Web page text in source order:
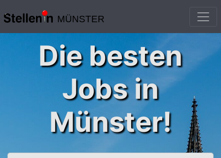
MÜNSTER
Die besten
Jobs in
Münster!